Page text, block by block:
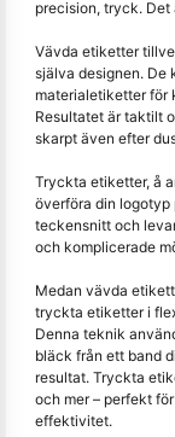
precision, tryck. Det
Vävda etiketter
själva designen. De
materialetiketter för
Resultatet är taktilt
skarpt även efter
Tryckta etiketter, å
överföra din logotyp
teckensnitt och
och komplicerade
Medan vävda
tryckta etiketter i
Denna teknik
bläck från ett band
resultat. Tryckta
och mer – perfekt
effektivitet.